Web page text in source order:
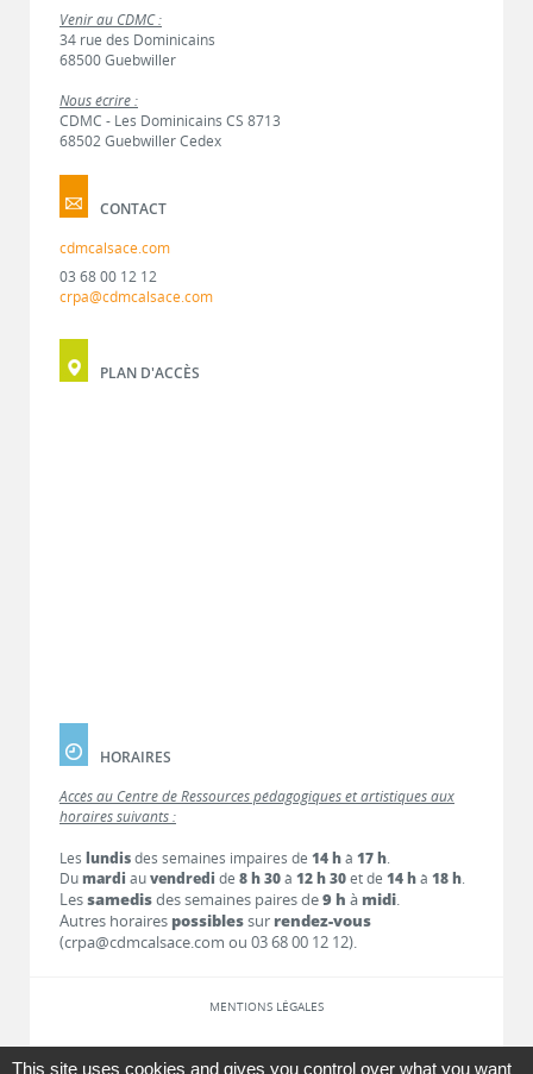
Venir au CDMC :
34 rue des Dominicains
68500 Guebwiller
Nous écrire :
CDMC - Les Dominicains CS 8713
68502 Guebwiller Cedex
CONTACT
cdmcalsace.com
03 68 00 12 12
crpa@cdmcalsace.com
PLAN D'ACCÈS
HORAIRES
Accès au Centre de Ressources pédagogiques et artistiques aux
horaires suivants :
Les lundisdes semaines impaires de 14 hà 17 h.
Dumardi auvendredi de 8 h 30à 12 h 30et de 14 hà 18 h.
Lessamedisdes semaines paires de9 h à midi.
Autres horaires possiblessur rendez-vous
(crpa@cdmcalsace.com ou 03 68 00 12 12).
MENTIONS LÉGALES
LIENS
This site uses cookies and gives you control over what you want